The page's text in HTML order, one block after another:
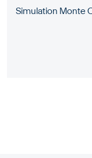
Simulation Monte